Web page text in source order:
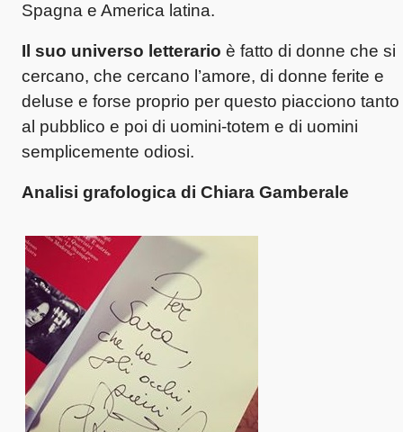
Spagna e America latina.
Il suo universo letterario è fatto di donne che si
cercano, che cercano l’amore, di donne ferite e
deluse e forse proprio per questo piacciono tanto
al pubblico e poi di uomini-totem e di uomini
semplicemente odiosi.
Analisi grafologica di Chiara Gamberale